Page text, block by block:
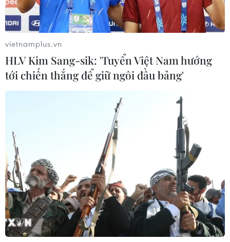
vietnamplus.vn
HLV Kim Sang-sik: 'Tuyển Việt Nam hướng
tới chiến thắng để giữ ngôi đầu bảng'